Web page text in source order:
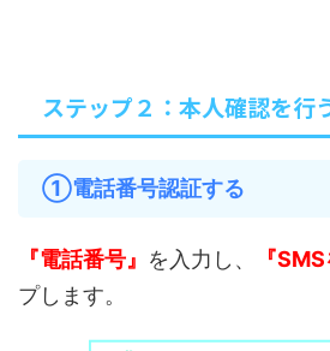
ステップ２：本人確認を行
①電話番号認証する
『電話番号』 を入力し、 『
プします。